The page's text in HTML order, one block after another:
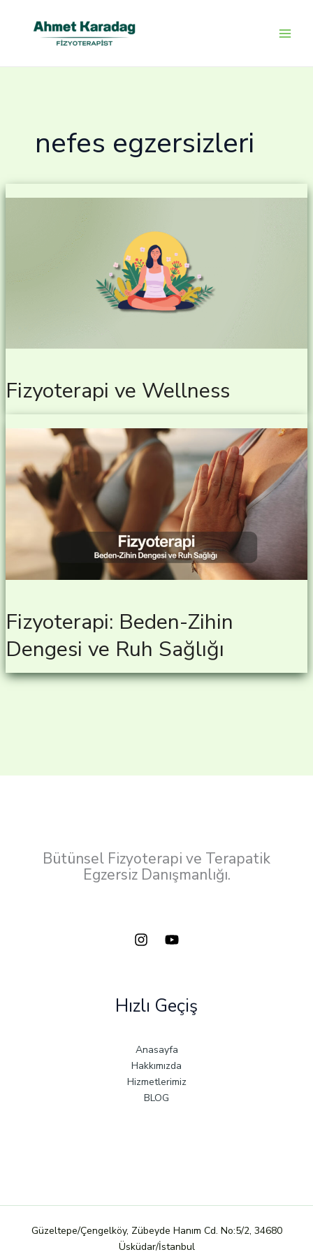
nefes egzersizleri
Fizyoterapi ve Wellness
Fizyoterapi: Beden-Zihin
Dengesi ve Ruh Sağlığı
Bütünsel Fizyoterapi ve Terapatik
Egzersiz Danışmanlığı.
Hızlı Geçiş
Anasayfa
Hakkımızda
Hizmetlerimiz
BLOG
Güzeltepe/Çengelköy, Zübeyde Hanım Cd. No:5/2, 34680
Üsküdar/İstanbul